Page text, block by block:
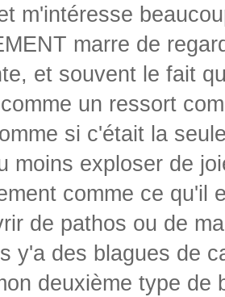
m'intéresse
marre de
et souvent le fait
un ressort
si c'était la
moins exploser de
comme ce qu'il
de pathos ou de
y'a des blagues de
deuxième type de